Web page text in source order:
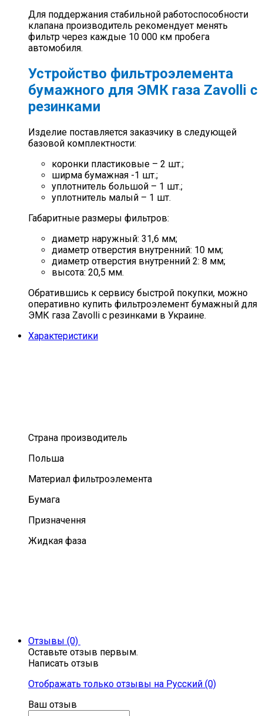
Для поддержания стабильной работоспособности
клапана производитель рекомендует менять
фильтр через каждые 10 000 км пробега
автомобиля.
Устройство фильтроэлемента
бумажного для ЭМК газа Zavolli с
резинками
Изделие поставляется заказчику в следующей
базовой комплектности:
коронки пластиковые – 2 шт.;
ширма бумажная -1 шт.;
уплотнитель большой – 1 шт.;
уплотнитель малый – 1 шт.
Габаритные размеры фильтров:
диаметр наружный: 31,6 мм;
диаметр отверстия внутренний: 10 мм;
диаметр отверстия внутренний 2: 8 мм;
высота: 20,5 мм.
Обратившись к сервису быстрой покупки, можно
оперативно купить фильтроэлемент бумажный для
ЭМК газа Zavolli с резинками в Украине.
Характеристики
Страна производитель
Польша
Материал фильтроэлемента
Бумага
Призначення
Жидкая фаза
Отзывы (0)
Оставьте отзыв первым.
Написать отзыв
Отображать только отзывы на Русский (0)
Ваш отзыв